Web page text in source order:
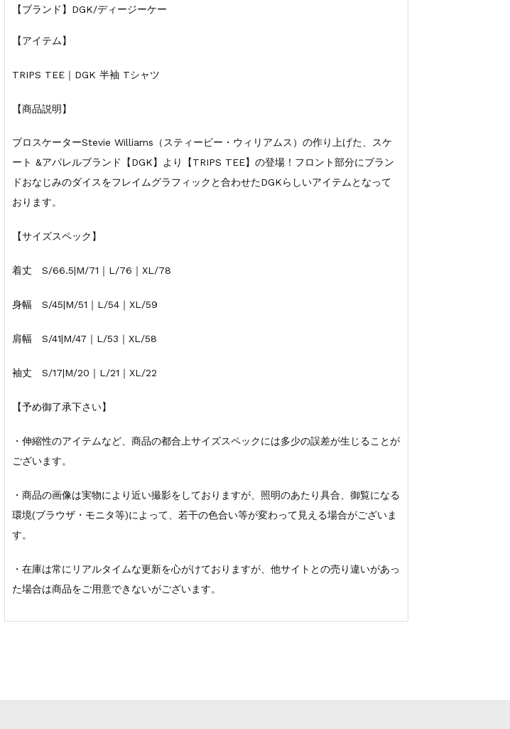
【ブランド】DGK/ディージーケー
【アイテム】
TRIPS TEE｜DGK 半袖 Tシャツ
【商品説明】
プロスケーターStevie Williams（スティービー・ウィリアムス）の作り上げた、スケ
ート &アパレルブランド【DGK】より【TRIPS TEE】の登場！フロント部分にブラン
ドおなじみのダイスをフレイムグラフィックと合わせたDGKらしいアイテムとなって
おります。
【サイズスペック】
着丈 S/66.5|M/71｜L/76｜XL/78
身幅 S/45|M/51｜L/54｜XL/59
肩幅 S/41|M/47｜L/53｜XL/58
袖丈 S/17|M/20｜L/21｜XL/22
【予め御了承下さい】
・伸縮性のアイテムなど、商品の都合上サイズスペックには多少の誤差が生じることが
ございます。
・商品の画像は実物により近い撮影をしておりますが、照明のあたり具合、御覧になる
環境(ブラウザ・モニタ等)によって、若干の色合い等が変わって見える場合がございま
す。
・在庫は常にリアルタイムな更新を心がけておりますが、他サイトとの売り違いがあっ
た場合は商品をご用意できないがございます。